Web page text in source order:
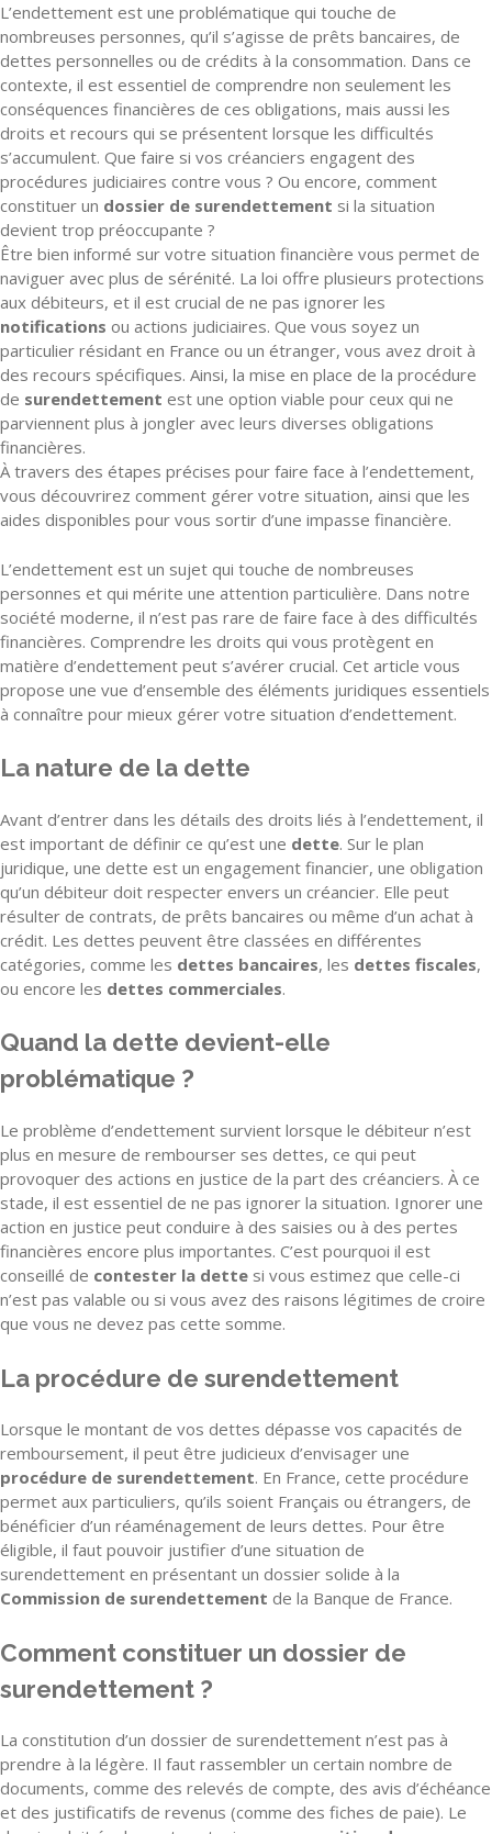
L’endettement est une problématique qui touche de
nombreuses personnes, qu’il s’agisse de prêts bancaires, de
dettes personnelles ou de crédits à la consommation. Dans ce
contexte, il est essentiel de comprendre non seulement les
conséquences financières de ces obligations, mais aussi les
droits et recours qui se présentent lorsque les difficultés
s’accumulent. Que faire si vos créanciers engagent des
procédures judiciaires contre vous ? Ou encore, comment
constituer un dossier de surendettement si la situation
devient trop préoccupante ?
Être bien informé sur votre situation financière vous permet de
naviguer avec plus de sérénité. La loi offre plusieurs protections
aux débiteurs, et il est crucial de ne pas ignorer les
notifications ou actions judiciaires. Que vous soyez un
particulier résidant en France ou un étranger, vous avez droit à
des recours spécifiques. Ainsi, la mise en place de la procédure
de surendettement est une option viable pour ceux qui ne
parviennent plus à jongler avec leurs diverses obligations
financières.
À travers des étapes précises pour faire face à l’endettement,
vous découvrirez comment gérer votre situation, ainsi que les
aides disponibles pour vous sortir d’une impasse financière.
L’endettement est un sujet qui touche de nombreuses
personnes et qui mérite une attention particulière. Dans notre
société moderne, il n’est pas rare de faire face à des difficultés
financières. Comprendre les droits qui vous protègent en
matière d’endettement peut s’avérer crucial. Cet article vous
propose une vue d’ensemble des éléments juridiques essentiels
à connaître pour mieux gérer votre situation d’endettement.
La nature de la dette
Avant d’entrer dans les détails des droits liés à l’endettement, il
est important de définir ce qu’est une dette. Sur le plan
juridique, une dette est un engagement financier, une obligation
qu’un débiteur doit respecter envers un créancier. Elle peut
résulter de contrats, de prêts bancaires ou même d’un achat à
crédit. Les dettes peuvent être classées en différentes
catégories, comme les dettes bancaires, les dettes fiscales,
ou encore les dettes commerciales.
Quand la dette devient-elle
problématique ?
Le problème d’endettement survient lorsque le débiteur n’est
plus en mesure de rembourser ses dettes, ce qui peut
provoquer des actions en justice de la part des créanciers. À ce
stade, il est essentiel de ne pas ignorer la situation. Ignorer une
action en justice peut conduire à des saisies ou à des pertes
financières encore plus importantes. C’est pourquoi il est
conseillé de contester la dette si vous estimez que celle-ci
n’est pas valable ou si vous avez des raisons légitimes de croire
que vous ne devez pas cette somme.
La procédure de surendettement
Lorsque le montant de vos dettes dépasse vos capacités de
remboursement, il peut être judicieux d’envisager une
procédure de surendettement. En France, cette procédure
permet aux particuliers, qu’ils soient Français ou étrangers, de
bénéficier d’un réaménagement de leurs dettes. Pour être
éligible, il faut pouvoir justifier d’une situation de
surendettement en présentant un dossier solide à la
Commission de surendettement de la Banque de France.
Comment constituer un dossier de
surendettement ?
La constitution d’un dossier de surendettement n’est pas à
prendre à la légère. Il faut rassembler un certain nombre de
documents, comme des relevés de compte, des avis d’échéance
et des justificatifs de revenus (comme des fiches de paie). Le